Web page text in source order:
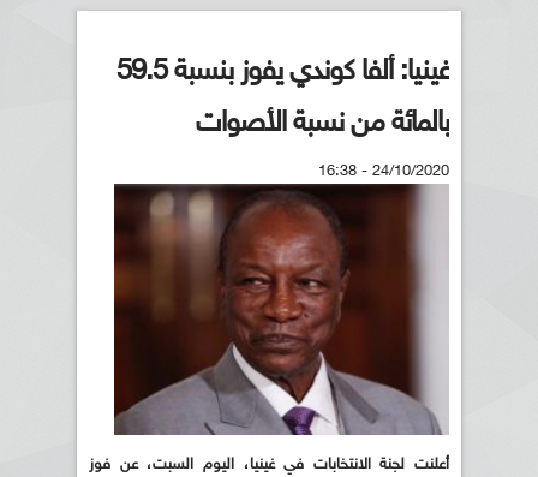
غينيا: ألفا كوندي يفوز بنسبة 59.5
بالمائة من نسبة الأصوات
24/10/2020 - 16:38
أعلنت لجنة الانتخابات في غينيا، اليوم السبت، عن فوز